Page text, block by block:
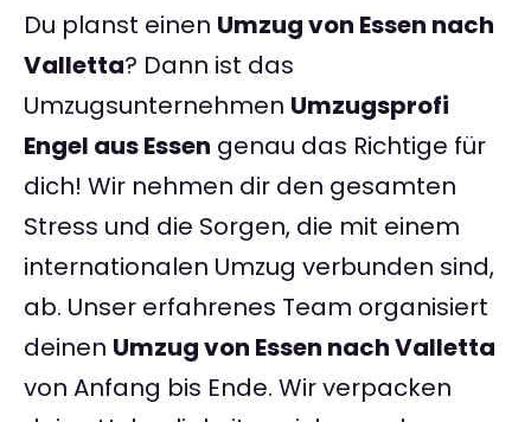
Du planst einen Umzug von Essen nach
Valletta? Dann ist das
Umzugsunternehmen Umzugsprofi
Engel aus Essen genau das Richtige für
dich! Wir nehmen dir den gesamten
Stress und die Sorgen, die mit einem
internationalen Umzug verbunden sind,
ab. Unser erfahrenes Team organisiert
deinen Umzug von Essen nach Valletta
von Anfang bis Ende. Wir verpacken